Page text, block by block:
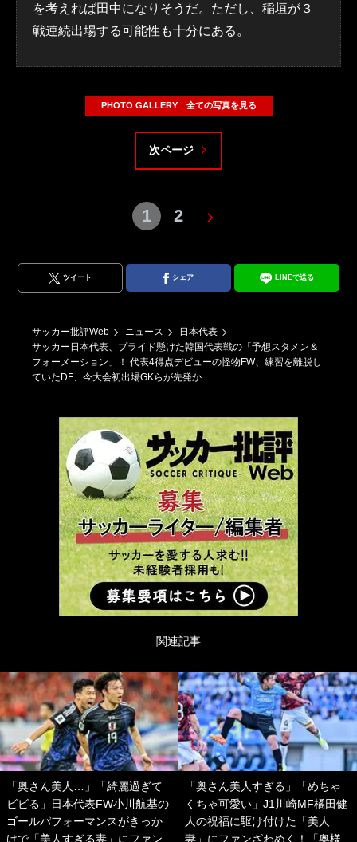
を考えれば田中になりそうだ。ただし、稲垣が３
戦連続出場する可能性も十分にある。
PHOTO GALLERY 全ての写真を見る
次ページ
1 2
ツイート シェア LINEで送る
サッカー批評Web ニュース
日本代表
サッカー日本代表、プライド懸けた韓国代表戦の「予想スタメン＆
フォーメーション」！ 代表4得点デビューの怪物FW、練習を離脱し
ていたDF、今大会初出場GKらが先発か
関連記事
「奥さん美人…」「綺麗過ぎて
ビビる」日本代表FW小川航基の
ゴールパフォーマンスがきっか
けで「美人すぎる妻」にファン
「奥さん美人すぎる」「めちゃ
くちゃ可愛い」J1川崎MF橘田健
人の祝福に駆け付けた「美人
妻」にファンざわめく！「奥様